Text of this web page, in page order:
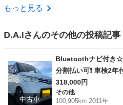
福岡 古賀市
もっと見る
D.A.Iさんのその他の投稿記事
中古車
Bluetoothナビ付き
分割払い可❗️ 車検2
人気☆日産 ルークス
hナビ付き☆走行中
318,000円
その他
100,905km 2011年